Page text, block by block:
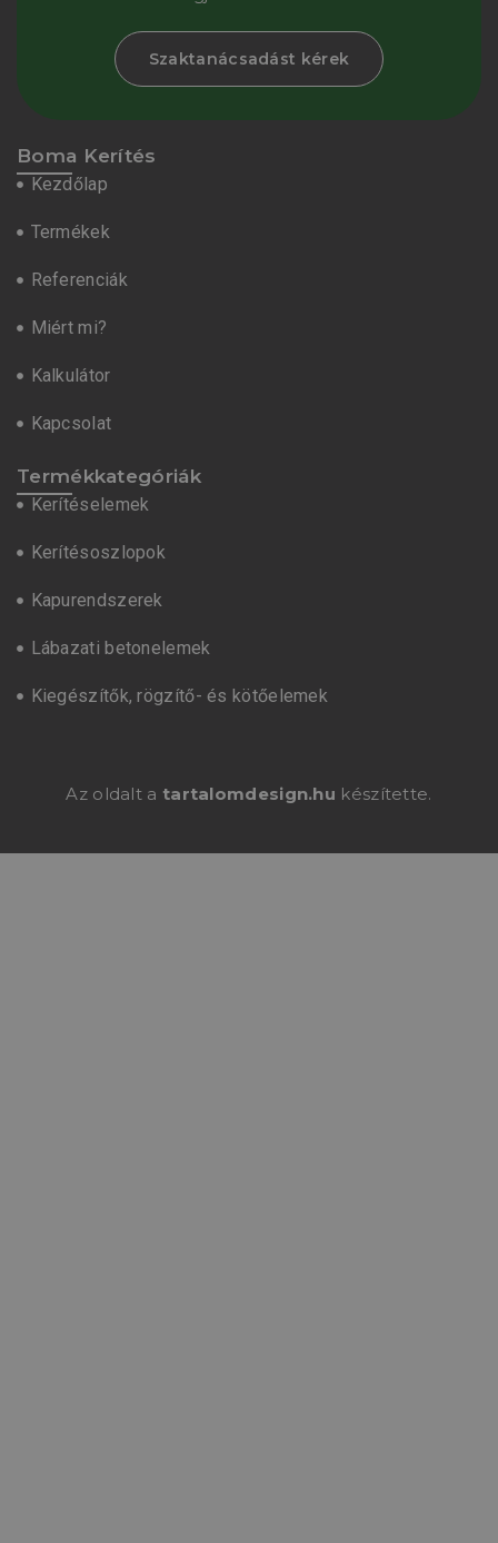
Szaktanácsadást kérek
Boma Kerítés
Kezdőlap
Termékek
Referenciák
Miért mi?
Kalkulátor
Kapcsolat
Termékkategóriák
Kerítéselemek
Kerítésoszlopok
Kapurendszerek
Lábazati betonelemek
Kiegészítők, rögzítő- és kötőelemek
Az oldalt a tartalomdesign.hu készítette.